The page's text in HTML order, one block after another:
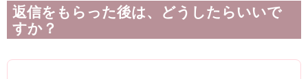
返信をもらった後は、どうしたらいいで
すか？